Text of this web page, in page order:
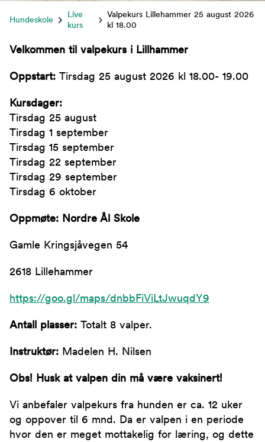
Hundeskole
Live
kurs
Valpekurs Lillehammer 25 august 2026
kl 18.00
Velkommen til valpekurs i Lillhammer
Oppstart: Tirsdag 25 august 2026 kl 18.00- 19.00
Kursdager:
Tirsdag 25 august
Tirsdag 1 september
Tirsdag 15 september
Tirsdag 22 september
Tirsdag 29 september
Tirsdag 6 oktober
Oppmøte: Nordre Ål Skole
Gamle Kringsjåvegen 54
2618 Lillehammer
https://goo.gl/maps/dnbbFiViLtJwuqdY9
Antall plasser: Totalt 8 valper.
Instruktør: Madelen H. Nilsen
Obs! Husk at valpen din må være vaksinert!
Vi anbefaler valpekurs fra hunden er ca. 12 uker
og oppover til 6 mnd. Da er valpen i en periode
hvor den er meget mottakelig for læring, og dette